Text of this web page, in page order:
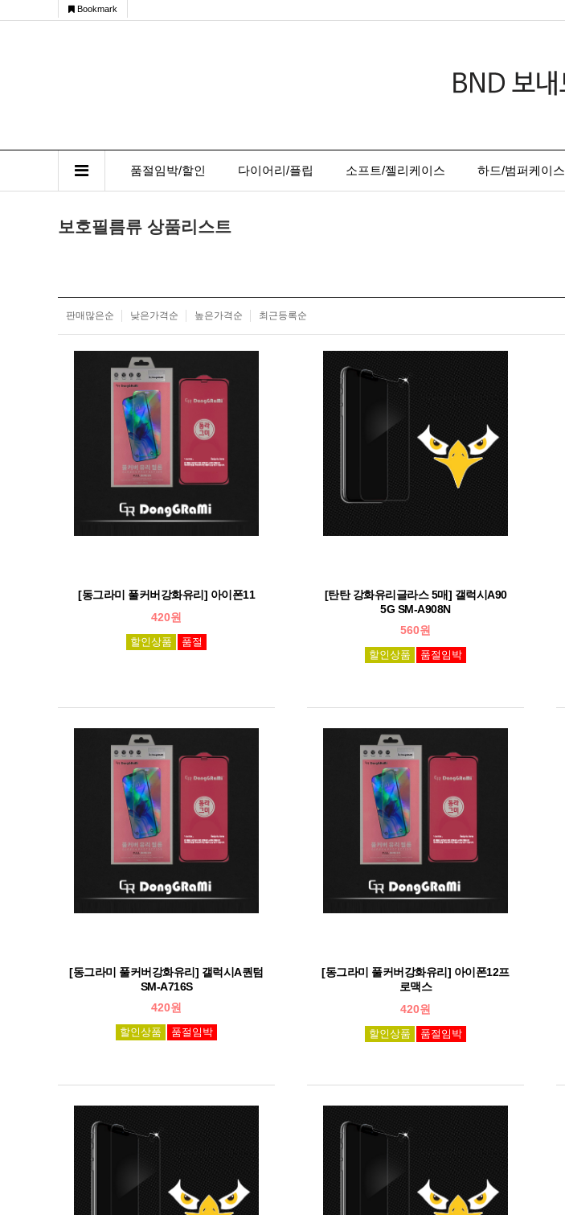
Bookmark
품절임박/할인 다이어리/플립 소프트/젤리케이스 하드/범퍼케이스
보호필름류 상품리스트
판매많은순 낮은가격순 높은가격순 최근등록순
[동그라미 풀커버강화유리] 아이폰11
420원
할인상품 품절
[탄탄 강화유리글라스 5매] 갤럭시A90
5G SM-A908N
560원
할인상품 품절임박
[동그라미 풀커버강화유리] 갤럭시A퀀텀
SM-A716S
420원
할인상품 품절임박
[동그라미 풀커버강화유리] 아이폰12프
로맥스
420원
할인상품 품절임박